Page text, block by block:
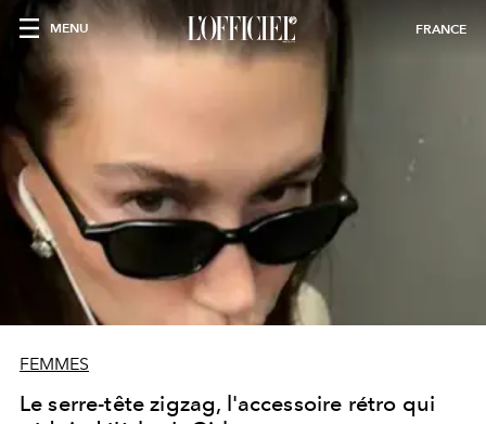
MENU FRANCE
FEMMES
Le serre-tête zigzag, l'accessoire rétro qui